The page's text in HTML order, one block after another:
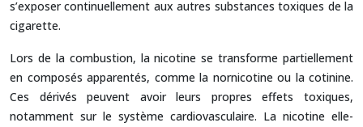
s’exposer continuellement aux autres substances toxiques de la
cigarette.
Lors de la combustion, la nicotine se transforme partiellement
en composés apparentés, comme la nornicotine ou la cotinine.
Ces dérivés peuvent avoir leurs propres effets toxiques,
notamment sur le système cardiovasculaire. La nicotine elle-